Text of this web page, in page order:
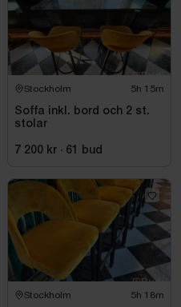
Stockholm 5h 15m
Soffa inkl. bord och 2 st.
stolar
7 200 kr · 61 bud
Stockholm 5h 18m